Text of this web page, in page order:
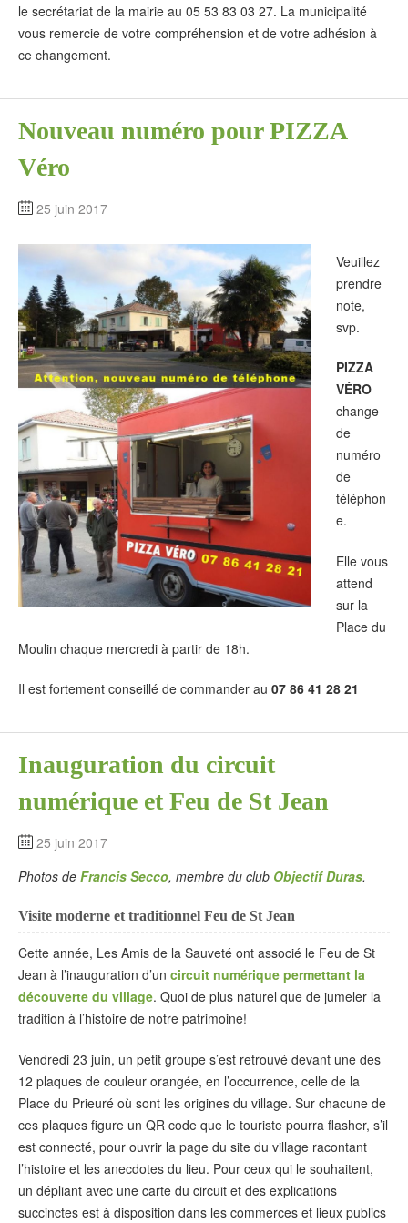
le secrétariat de la mairie au 05 53 83 03 27. La municipalité
vous remercie de votre compréhension et de votre adhésion à
ce changement.
Nouveau numéro pour PIZZA
Véro
25 juin 2017
Veuillez
prendre
note,
svp.
PIZZA
VÉRO
change
de
numéro
de
téléphon
e.
Elle vous
attend
sur la
Place du
Moulin chaque mercredi à partir de 18h.
Il est fortement conseillé de commander au 07 86 41 28 21
Inauguration du circuit
numérique et Feu de St Jean
25 juin 2017
Photos de Francis Secco, membre du club Objectif Duras.
Visite moderne et traditionnel Feu de St Jean
Cette année, Les Amis de la Sauveté ont associé le Feu de St
Jean à l’inauguration d’un circuit numérique permettant la
découverte du village. Quoi de plus naturel que de jumeler la
tradition à l’histoire de notre patrimoine!
Vendredi 23 juin, un petit groupe s’est retrouvé devant une des
12 plaques de couleur orangée, en l’occurrence, celle de la
Place du Prieuré où sont les origines du village. Sur chacune de
ces plaques figure un QR code que le touriste pourra flasher, s’il
est connecté, pour ouvrir la page du site du village racontant
l’histoire et les anecdotes du lieu. Pour ceux qui le souhaitent,
un dépliant avec une carte du circuit et des explications
succinctes est à disposition dans les commerces et lieux publics